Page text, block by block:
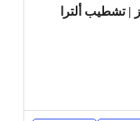
فيوز | تشطيب ألترا